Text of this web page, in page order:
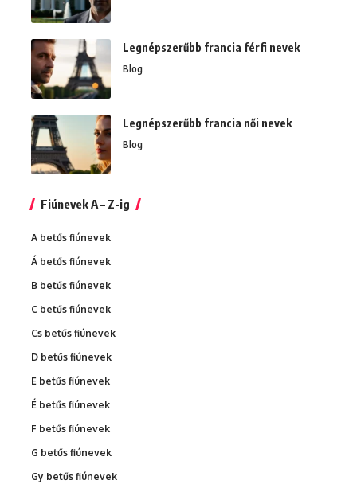
Legnépszerűbb francia férfi nevek
Blog
Legnépszerűbb francia női nevek
Blog
Fiúnevek A – Z-ig
A betűs fiúnevek
Á betűs fiúnevek
B betűs fiúnevek
C betűs fiúnevek
Cs betűs fiúnevek
D betűs fiúnevek
E betűs fiúnevek
É betűs fiúnevek
F betűs fiúnevek
G betűs fiúnevek
Gy betűs fiúnevek